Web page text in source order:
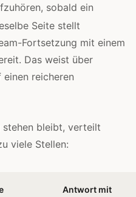
sobald ein
Seite stellt
Fortsetzung mit einem
Das weist über
reicheren
stehen bleibt, verteilt
viele Stellen:
Antwort mit